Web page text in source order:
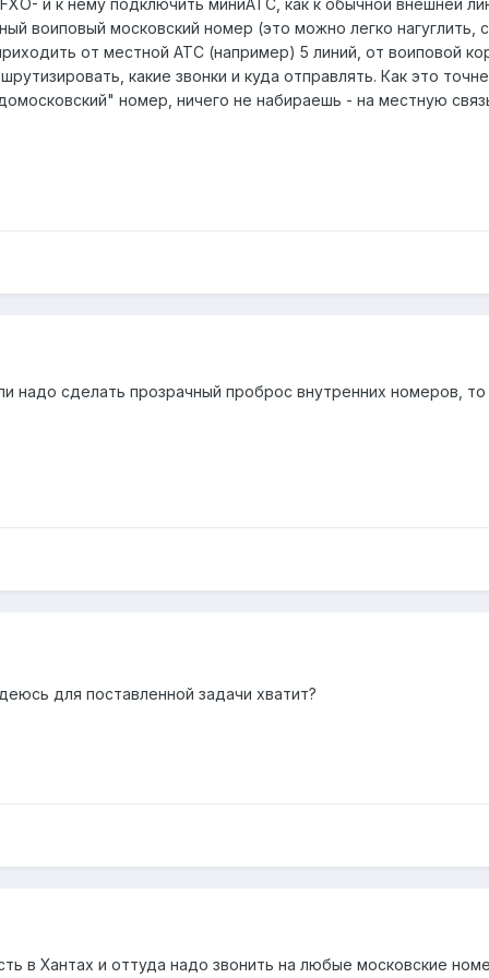
воиповый московский номер (это можно легко нагуглить,
от местной АТС (например) 5 линий, от воиповой
какие звонки и куда отправлять. Как это
номер, ничего не набираешь - на местную
надо сделать прозрачный проброс внутренних номеров,
для поставленной задачи хватит?
в Хантах и оттуда надо звонить на любые московские